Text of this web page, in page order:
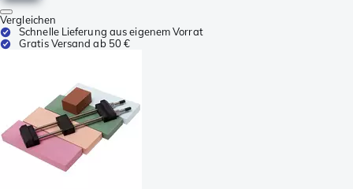
Vergleichen
Schnelle Lieferung aus eigenem Vorrat
Gratis Versand ab 50 €